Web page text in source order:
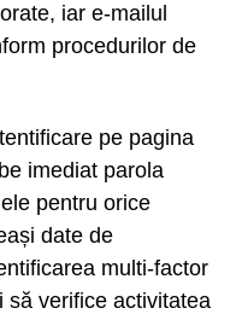
iar e-mailul
procedurilor de
pe pagina
imediat parola
pentru orice
date de
multi-factor
să verifice activitatea